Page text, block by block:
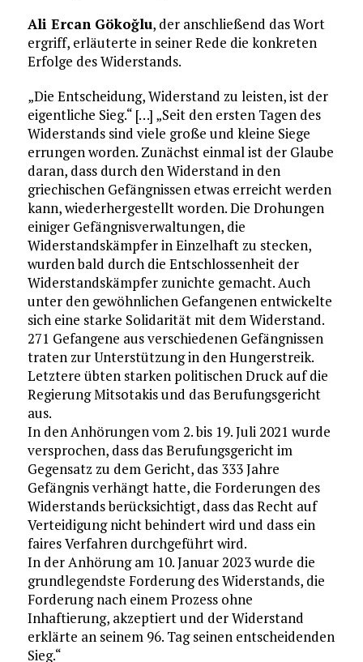
Ali Ercan Gökoğlu, der anschließend das Wort
ergriff, erläuterte in seiner Rede die konkreten
Erfolge des Widerstands.
„Die Entscheidung, Widerstand zu leisten, ist der
eigentliche Sieg.“ […] „Seit den ersten Tagen des
Widerstands sind viele große und kleine Siege
errungen worden. Zunächst einmal ist der Glaube
daran, dass durch den Widerstand in den
griechischen Gefängnissen etwas erreicht werden
kann, wiederhergestellt worden. Die Drohungen
einiger Gefängnisverwaltungen, die
Widerstandskämpfer in Einzelhaft zu stecken,
wurden bald durch die Entschlossenheit der
Widerstandskämpfer zunichte gemacht. Auch
unter den gewöhnlichen Gefangenen entwickelte
sich eine starke Solidarität mit dem Widerstand.
271 Gefangene aus verschiedenen Gefängnissen
traten zur Unterstützung in den Hungerstreik.
Letztere übten starken politischen Druck auf die
Regierung Mitsotakis und das Berufungsgericht
aus.
In den Anhörungen vom 2. bis 19. Juli 2021 wurde
versprochen, dass das Berufungsgericht im
Gegensatz zu dem Gericht, das 333 Jahre
Gefängnis verhängt hatte, die Forderungen des
Widerstands berücksichtigt, dass das Recht auf
Verteidigung nicht behindert wird und dass ein
faires Verfahren durchgeführt wird.
In der Anhörung am 10. Januar 2023 wurde die
grundlegendste Forderung des Widerstands, die
Forderung nach einem Prozess ohne
Inhaftierung, akzeptiert und der Widerstand
erklärte an seinem 96. Tag seinen entscheidenden
Sieg.“